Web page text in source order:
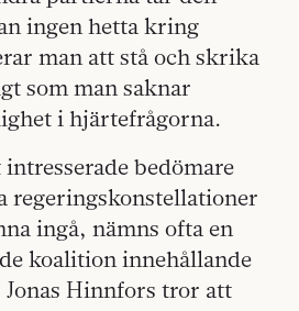
ingen hetta kring
man att stå och skrika
som man saknar
i hjärtefrågorna.
bedömare
regeringskonstellationer
ingå, nämns ofta en
koalition innehållande
Jonas Hinnfors tror att